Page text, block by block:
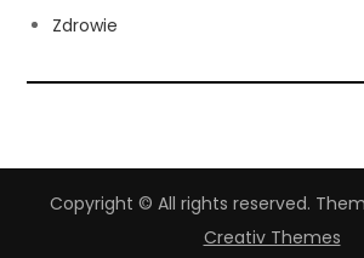
Zdrowie
Copyright © All rights reserved.
Creativ Themes